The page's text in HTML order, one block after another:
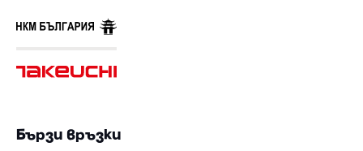
Бързи връзки